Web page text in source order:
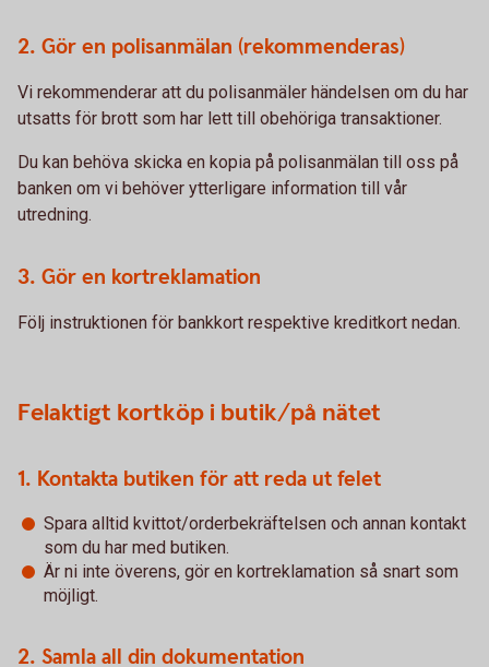
2. Gör en polisanmälan (rekommenderas)
Vi rekommenderar att du polisanmäler händelsen om du har
utsatts för brott som har lett till obehöriga transaktioner.
Du kan behöva skicka en kopia på polisanmälan till oss på
banken om vi behöver ytterligare information till vår
utredning.
3. Gör en kortreklamation
Följ instruktionen för bankkort respektive kreditkort nedan.
Felaktigt kortköp i butik/på nätet
1. Kontakta butiken för att reda ut felet
Spara alltid kvittot/orderbekräftelsen och annan kontakt
som du har med butiken.
Är ni inte överens, gör en kortreklamation så snart som
möjligt.
2. Samla all din dokumentation